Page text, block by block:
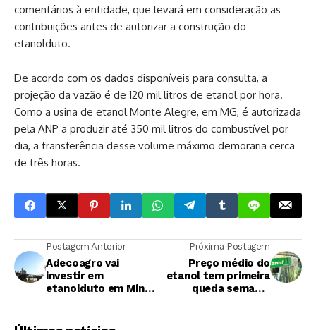
comentários à entidade, que levará em consideração as
contribuições antes de autorizar a construção do
etanolduto.
De acordo com os dados disponíveis para consulta, a
projeção da vazão é de 120 mil litros de etanol por hora.
Como a usina de etanol Monte Alegre, em MG, é autorizada
pela ANP a produzir até 350 mil litros do combustível por
dia, a transferência desse volume máximo demoraria cerca
de três horas.
Postagem Anterior
Adecoagro vai
investir em
etanolduto em Minas
Próxima Postagem
Preço médio do
etanol tem primeira
queda semanal